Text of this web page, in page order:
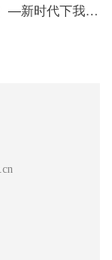
国脉智库《营商环境周刊》（第六十九期）—新时代下我国营商环境标准体系构建初探